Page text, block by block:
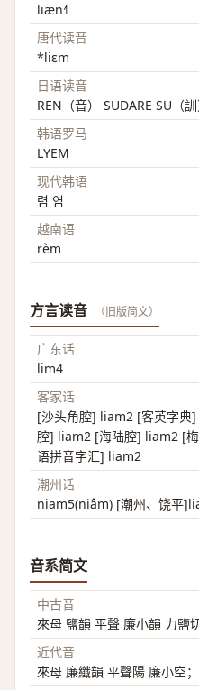
liæn˧˥
唐代读音
*liɛm
日语读音
REN（音） SUDARE SU（訓
韩语罗马
LYEM
现代韩语
렴 염
越南语
rèm
方言读音 （旧版简文）
广东话
lim4
客家话
[沙头角腔] liam2 [客英字
腔] liam2 [海陆腔] liam2 [
语拼音字汇] liam2
潮州话
niam5(niâm) [潮州、饶平
音系简文
中古音
來母 鹽韻 平聲 廉小韻 力鹽
近代音
來母 廉纖韻 平聲陽 廉小空；